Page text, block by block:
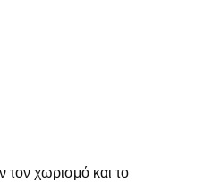
τον χωρισμό και το